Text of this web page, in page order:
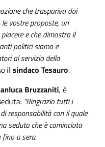
che traspariva dai
vostre proposte, un
e che dimostra il
politici siamo e
al servizio della
il sindaco Tesauro.
Bruzzaniti, è
“Ringrazio tutti i
responsabilità con il quale
seduta che è cominciata
a sera.